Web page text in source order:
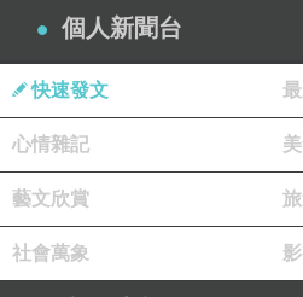
個人新聞台
快速發文
心情雜記
藝文欣賞
社會萬象